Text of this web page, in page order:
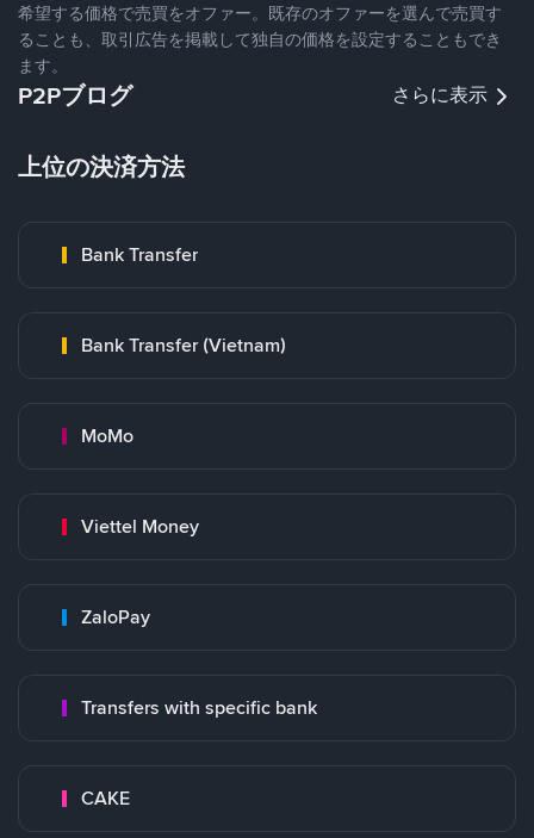
希望する価格で売買をオファー。既存のオファーを選んで売買す
ることも、取引広告を掲載して独自の価格を設定することもでき
ます。
P2Pブログ さらに表示
上位の決済方法
Bank Transfer
Bank Transfer (Vietnam)
MoMo
Viettel Money
ZaloPay
Transfers with specific bank
CAKE